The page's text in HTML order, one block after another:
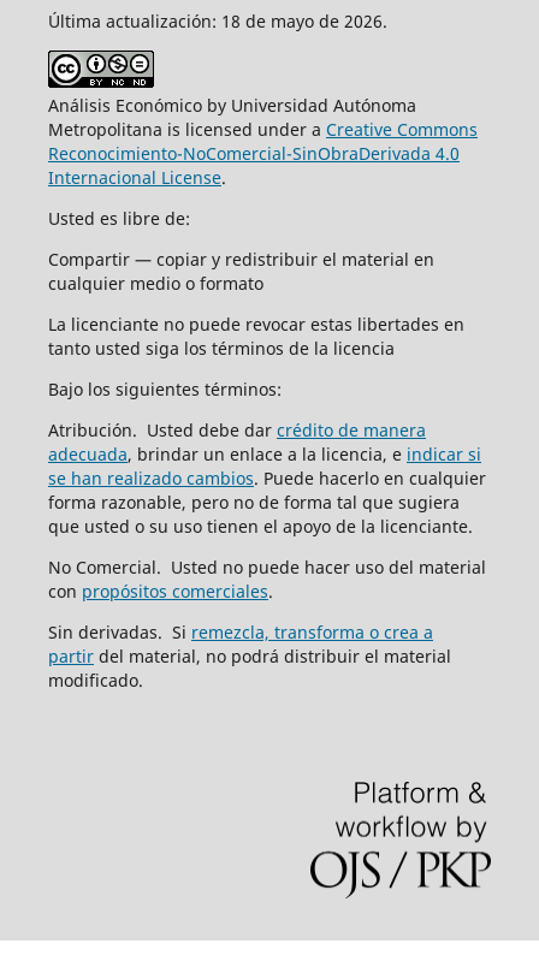
Última actualización: 18 de mayo de 2026.
Análisis Económico by Universidad Autónoma
Metropolitana is licensed under a Creative Commons
Reconocimiento-NoComercial-SinObraDerivada 4.0
Internacional License.
Usted es libre de:
Compartir — copiar y redistribuir el material en
cualquier medio o formato
La licenciante no puede revocar estas libertades en
tanto usted siga los términos de la licencia
Bajo los siguientes términos:
Atribución. Usted debe dar crédito de manera
adecuada, brindar un enlace a la licencia, e indicar si
se han realizado cambios. Puede hacerlo en cualquier
forma razonable, pero no de forma tal que sugiera
que usted o su uso tienen el apoyo de la licenciante.
No Comercial. Usted no puede hacer uso del material
con propósitos comerciales.
Sin derivadas. Si remezcla, transforma o crea a
partirdel material, no podrá distribuir el material
modificado.